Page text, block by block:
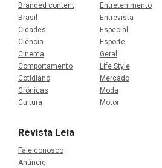
Branded content
Brasil
Cidades
Ciência
Cinema
Comportamento
Cotidiano
Crônicas
Cultura
Entretenimento
Entrevista
Especial
Esporte
Geral
Life Style
Mercado
Moda
Motor
Revista Leia
Fale conosco
Anúncie